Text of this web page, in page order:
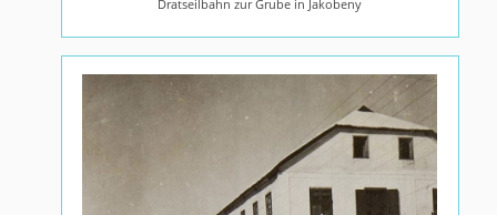
Dratseilbahn zur Grube in Jakobeny